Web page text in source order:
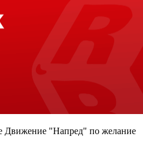
Движение "Напред" по желание